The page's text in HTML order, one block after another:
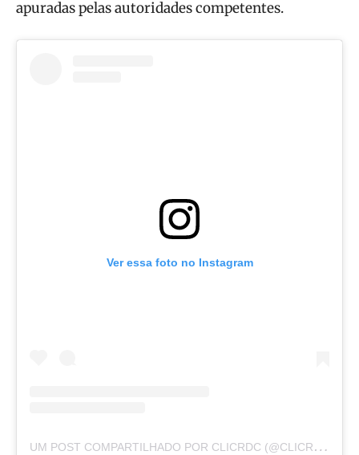
apuradas pelas autoridades competentes.
Ver essa foto no Instagram
U
M POST COMPARTILHADO POR CLICRDC (@CLICRDC)